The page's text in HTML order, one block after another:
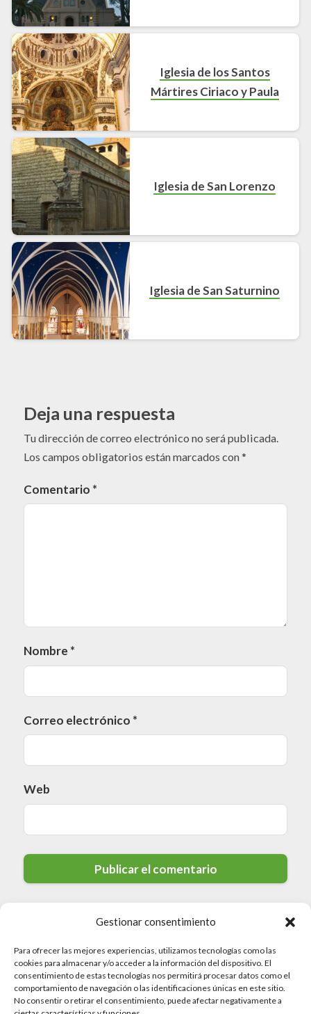
Gestionar consentimiento
Para ofrecer las mejores experiencias, utilizamos tecnologías como las
cookies para almacenar y/o acceder a la información del dispositivo. El
consentimiento de estas tecnologías nos permitirá procesar datos como el
comportamiento de navegación o las identificaciones únicas en este sitio.
No consentir o retirar el consentimiento, puede afectar negativamente a
Iglesia de los Santos
Mártires Ciriaco y Paula
Iglesia de San Lorenzo
Iglesia de San Saturnino
Deja una respuesta
Tu dirección de correo electrónico no será publicada.
Los campos obligatorios están marcados con*
Comentario *
Nombre *
Correo electrónico *
Web
© 2026 Valdedios.org · Todos los derechos reservados